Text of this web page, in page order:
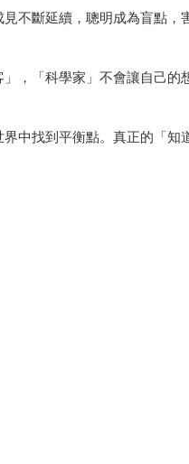
不斷延續，聰明成為盲點，
，「科學家」不會讓自己的
中找到平衡點。真正的「知